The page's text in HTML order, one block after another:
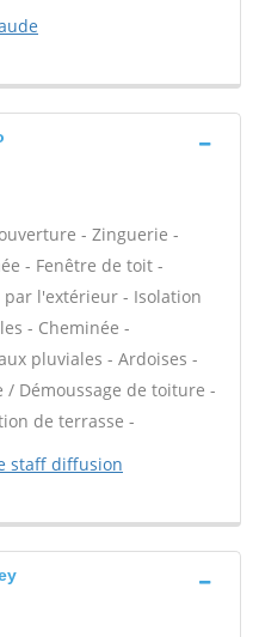
- Zinguerie -
- Fenêtre de toit -
l'extérieur - Isolation
- Cheminée -
pluviales - Ardoises -
/ Démoussage de toiture -
de terrasse -
staff diffusion